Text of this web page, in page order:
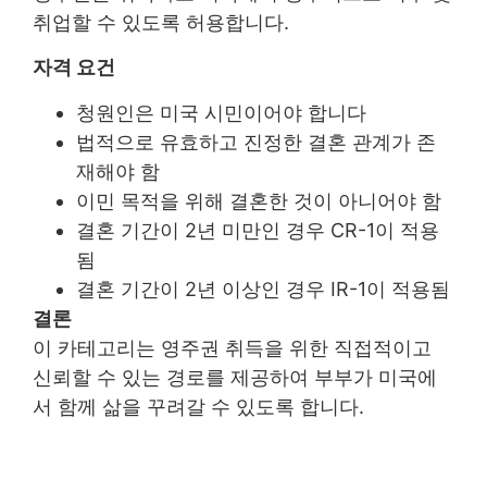
취업할 수 있도록 허용합니다.
자격 요건
청원인은 미국 시민이어야 합니다
법적으로 유효하고 진정한 결혼 관계가 존
재해야 함
이민 목적을 위해 결혼한 것이 아니어야 함
결혼 기간이 2년 미만인 경우 CR-1이 적용
됨
결혼 기간이 2년 이상인 경우 IR-1이 적용됨
결론
이 카테고리는 영주권 취득을 위한 직접적이고
신뢰할 수 있는 경로를 제공하여 부부가 미국에
서 함께 삶을 꾸려갈 수 있도록 합니다.